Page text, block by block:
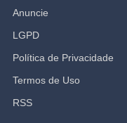
Anuncie
LGPD
Política de Privacidade
Termos de Uso
RSS